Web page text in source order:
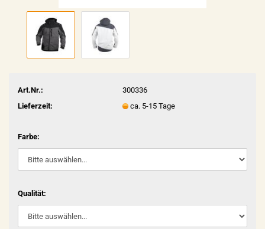
Art.Nr.:
300336
Lieferzeit:
ca. 5-15 Tage
Farbe:
Qualität: